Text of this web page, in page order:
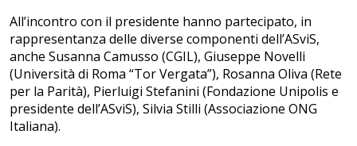
All’incontro con il presidente hanno partecipato, in
rappresentanza delle diverse componenti dell’ASviS,
anche Susanna Camusso (CGIL), Giuseppe Novelli
(Università di Roma “Tor Vergata”), Rosanna Oliva (Rete
per la Parità), Pierluigi Stefanini (Fondazione Unipolis e
presidente dell’ASviS), Silvia Stilli (Associazione ONG
Italiana).